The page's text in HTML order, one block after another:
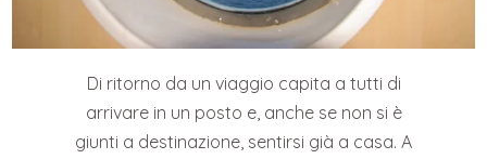
Di ritorno da un viaggio capita a tutti di
arrivare in un posto e, anche se non si è
giunti a destinazione, sentirsi già a casa. A